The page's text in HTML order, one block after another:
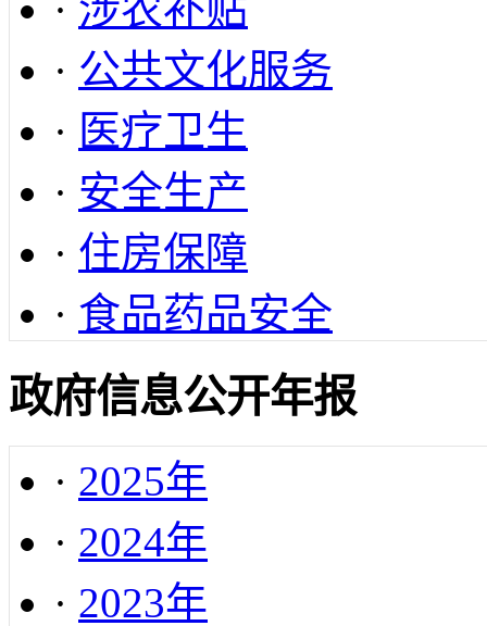
· 公共文化服务
· 医疗卫生
· 安全生产
· 住房保障
· 食品药品安全
政府信息公开年报
· 2025年
· 2024年
· 2023年